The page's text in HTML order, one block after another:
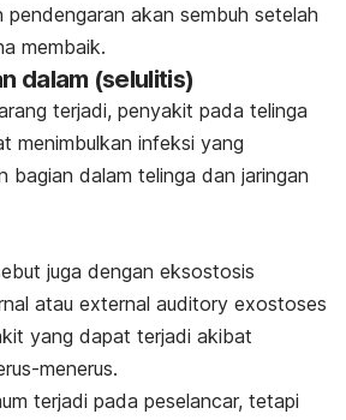
pendengaran akan sembuh setelah
membaik.
dalam (selulitis)
terjadi, penyakit pada telinga
menimbulkan infeksi yang
bagian dalam telinga dan jaringan
juga dengan eksostosis
atau external auditory exostoses
yang dapat terjadi akibat
menerus.
terjadi pada peselancar, tetapi